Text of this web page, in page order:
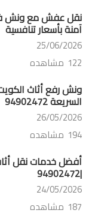
نقل عفش مع ونش
آمنة بأسعار تنافسية
25/06/2026
122 مشاهده
ونش رفع أثاث
السريعة 94902472
26/05/2026
194 مشاهده
أفضل خدمات نقل
|94902472
24/05/2026
187 مشاهده